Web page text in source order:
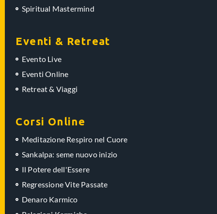
Spiritual Mastermind
Eventi & Retreat
Evento Live
Eventi Online
Retreat & Viaggi
Corsi Online
Meditazione Respiro nel Cuore
Sankalpa: seme nuovo inizio
Il Potere dell'Essere
Regressione Vite Passate
Denaro Karmico